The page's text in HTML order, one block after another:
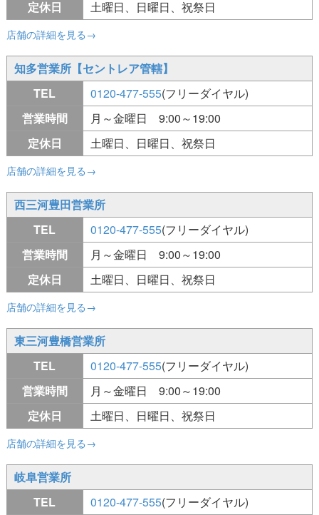
定休日
土曜日、日曜日、祝祭日
店舗の詳細を見る→
知多営業所【セントレア管轄】
TEL
0120-477-555(フリーダイヤル)
営業時間
月～金曜日 9:00～19:00
定休日
土曜日、日曜日、祝祭日
店舗の詳細を見る→
西三河豊田営業所
TEL
0120-477-555(フリーダイヤル)
営業時間
月～金曜日 9:00～19:00
定休日
土曜日、日曜日、祝祭日
店舗の詳細を見る→
東三河豊橋営業所
TEL
0120-477-555(フリーダイヤル)
営業時間
月～金曜日 9:00～19:00
定休日
土曜日、日曜日、祝祭日
店舗の詳細を見る→
岐阜営業所
TEL
0120-477-555(フリーダイヤル)